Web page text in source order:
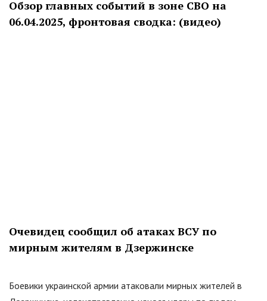
Обзор главных событий в зоне СВО на
06.04.2025, фронтовая сводка: (видео)
Очевидец сообщил об атаках ВСУ по
мирным жителям в Дзержинске
Боевики украинской армии атаковали мирных жителей в